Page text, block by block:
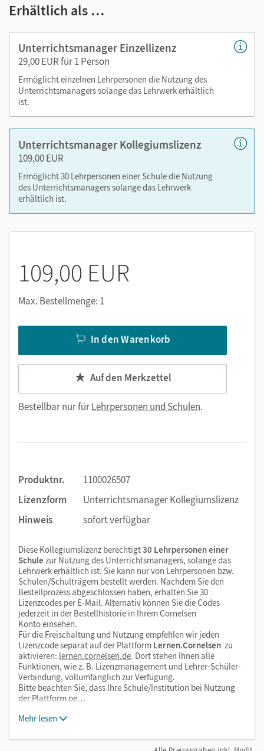
Lösungen
editierbarer Stoffverteilungsplan
Nutzen Sie den Unterrichtsmanager auf lernen.cornelsen.de
oder über die Cornelsen Lernen App.
Erhältlich als …
Unterrichtsmanager Einzellizenz
29,00 EUR für 1 Person
Ermöglicht einzelnen Lehrpersonen die Nutzung des
Unterrichtsmanagers solange das Lehrwerk erhältlich
ist.
Unterrichtsmanager Kollegiumslizenz
109,00 EUR
Ermöglicht 30 Lehrpersonen einer Schule die Nutzung
des Unterrichtsmanagers solange das Lehrwerk
erhältlich ist.
109,00 EUR
Max. Bestellmenge: 1
In den Warenkorb
Auf den Merkzettel
Bestellbar nur fürLehrpersonen und Schulen.
Produktnr.
1100026507
Lizenzform
Unterrichtsmanager Kollegiumslizenz
Hinweis
sofort verfügbar
Diese Kollegiumslizenz berechtigt30 Lehrpersonen einer
Schule zur Nutzung des Unterrichtsmanagers, solange das
Lehrwerk erhältlich ist. Sie kann nur von Lehrpersonen bzw.
Schulen/Schulträgern bestellt werden. Nachdem Sie den
Bestellprozess abgeschlossen haben, erhalten Sie 30
Lizenzcodes per E-Mail. Alternativ können Sie die Codes
jederzeit in der Bestellhistorie in Ihrem Cornelsen
Konto einsehen.
Für die Freischaltung und Nutzung empfehlen wir jeden
Lizenzcode separat auf der Plattform Lernen.Cornelsen zu
aktivieren: lernen.cornelsen.de. Dort stehen Ihnen alle
Funktionen, wie z. B. Lizenzmanagement und Lehrer-Schüler-
Verbindung, vollumfänglich zur Verfügung.
Bitte beachten Sie, dass Ihre Schule/Institution bei Nutzung
der Plattform pe…
Mehr lesen